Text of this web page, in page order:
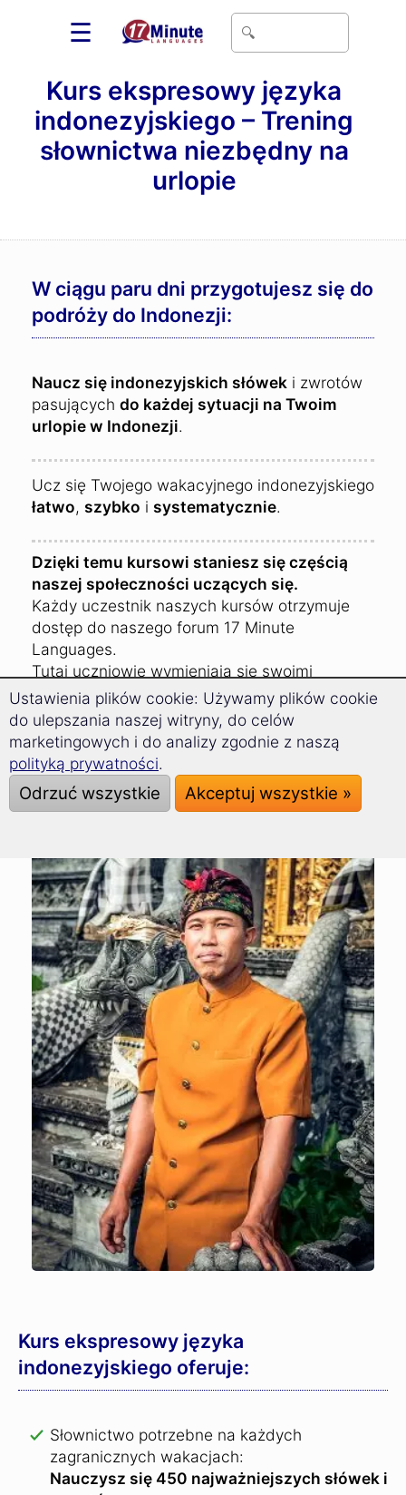
☰
Kurs ekspresowy języka
indonezyjskiego – Trening
słownictwa niezbędny na
urlopie
W ciągu paru dni przygotujesz się do
podróży do Indonezji:
Naucz się indonezyjskich słówek i zwrotów
pasujących do każdej sytuacji na Twoim
urlopie w Indonezji.
Ucz się Twojego wakacyjnego indonezyjskiego
łatwo, szybko i systematycznie.
Dzięki temu kursowi staniesz się częścią
naszej społeczności uczących się.
Każdy uczestnik naszych kursów otrzymuje
dostęp do naszego forum 17 Minute
Languages.
Tutaj uczniowie wymieniają się swoimi
doświadczeniami i radami dotyczącymi
podróży do Indonezji.
Kurs ekspresowy języka
indonezyjskiego oferuje:
Słownictwo potrzebne na każdych
zagranicznych wakacjach:
Nauczysz się 450 najważniejszych słówek i
Ustawienia plików cookie: Używamy plików cookie
do ulepszania naszej witryny, do celów
marketingowych i do analizy zgodnie z naszą
polityką prywatności.
Odrzuć wszystkie Akceptuj wszystkie »